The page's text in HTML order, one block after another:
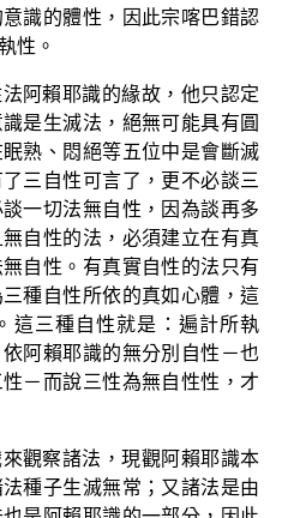
識的體性，因此宗喀巴錯認
性。
阿賴耶識的緣故，他只認定
是生滅法，絕無可能具有圓
熟、悶絕等五位中是會斷滅
三自性可言了，更不必談三
一切法無自性，因為談再多
自性的法，必須建立在有真
自性。有真實自性的法只有
種自性所依的真如心體，這
這三種自性就是：遍計所執
阿賴耶識的無分別自性－也
－而說三性為無自性性，才
觀察諸法，現觀阿賴耶識本
種子生滅無常；又諸法是由